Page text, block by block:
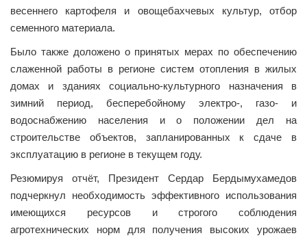
весеннего картофеля и овощебахчевых культур, отбор
семенного материала.
Было также доложено о принятых мерах по обеспечению
слаженной работы в регионе систем отопления в жилых
домах и зданиях социально-культурного назначения в
зимний период, бесперебойному электро-, газо- и
водоснабжению населения и о положении дел на
строительстве объектов, запланированных к сдаче в
эксплуатацию в регионе в текущем году.
Резюмируя отчёт, Президент Сердар Бердымухамедов
подчерк­нул необходимость эффективного использования
имеющихся ресурсов и строгого ­соблюдения
агротехнических норм для получения высоких урожаев